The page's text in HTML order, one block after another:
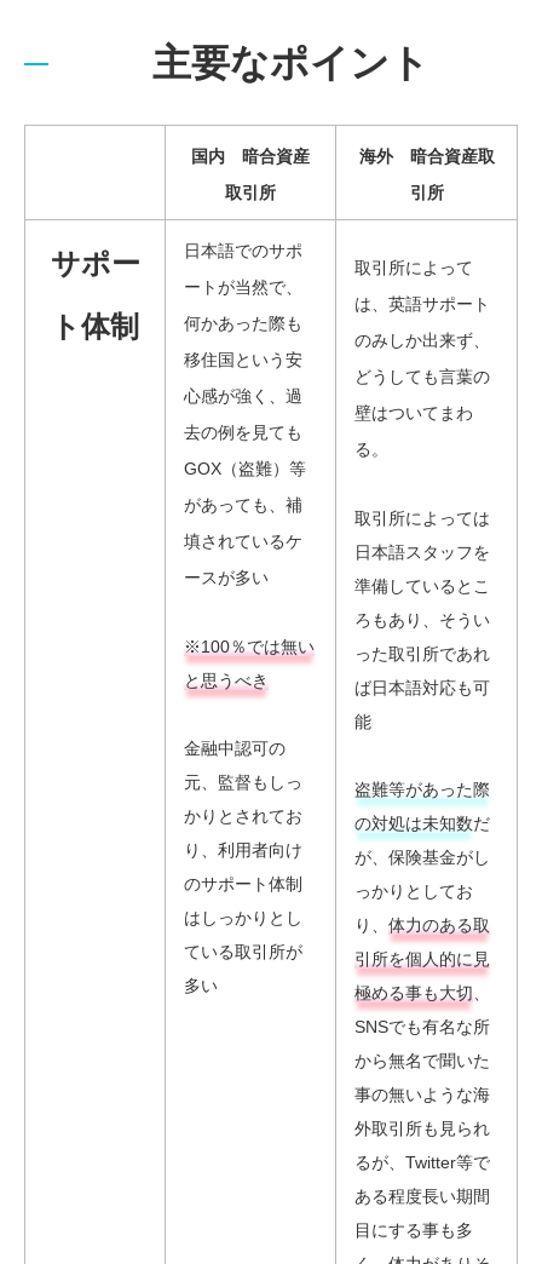
主要なポイント
国内 暗合資産
取引所
海外 暗合資産取
引所
サポー
ト体制
日本語でのサポ
ートが当然で、
何かあった際も
移住国という安
心感が強く、過
去の例を見ても
GOX（盗難）等
があっても、補
填されているケ
ースが多い
※100％では無い
と思うべき
金融中認可の
元、監督もしっ
かりとされてお
り、利用者向け
のサポート体制
はしっかりとし
ている取引所が
多い
取引所によって
は、英語サポート
のみしか出来ず、
どうしても言葉の
壁はついてまわ
る。
取引所によっては
日本語スタッフを
準備しているとこ
ろもあり、そうい
った取引所であれ
ば日本語対応も可
能
盗難等があった際
の対処は未知数だ
が、保険基金がし
っかりとしてお
り、 体力のある取
引所を個人的に見
極める事も大切
SNSでも有名な所
から無名で聞いた
事の無いような海
外取引所も見られ
るが、Twitter等で
ある程度長い期間
目にする事も多